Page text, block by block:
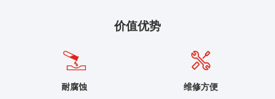
价值优势
耐腐蚀 维修方便